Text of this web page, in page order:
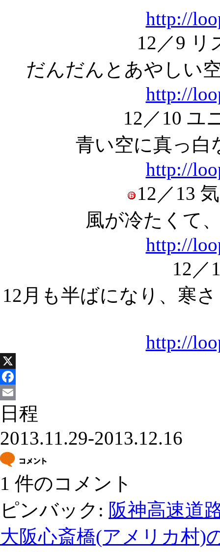
http://
12／9
だんだんとあやしい
http://
12／10 ユ
青い空に真っ白
http://
12／13
風が冷たくて
http://
12／
12月も半ばになり、寒
http://
X
Facebook
Email
日程
2013.11.29-2013.12.16
1 件のコメント
ピンバック: 阪神高速道
大阪心斎橋(アメリカ村)